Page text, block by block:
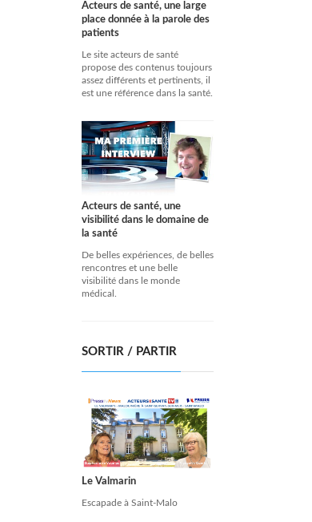
Acteurs de santé, une large
place donnée à la parole des
patients
Le site acteurs de santé
propose des contenus toujours
assez différents et pertinents, il
est une référence dans la santé.
Acteurs de santé, une
visibilité dans le domaine de
la santé
De belles expériences, de belles
rencontres et une belle
visibilité dans le monde
médical.
SORTIR / PARTIR
Le Valmarin
Escapade à Saint-Malo